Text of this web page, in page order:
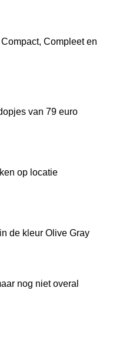
Compleet en
van 79 euro
op locatie
de kleur Olive Gray
nog niet overal